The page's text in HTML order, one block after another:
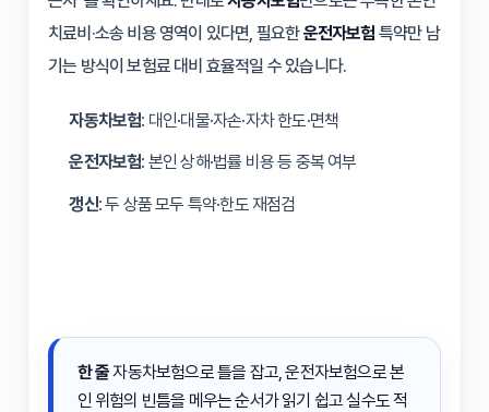
치료비·소송 비용 영역이 있다면, 필요한운전자보험 특약만 남
기는 방식이 보험료 대비 효율적일 수 있습니다.
자동차보험: 대인·대물·자손·자차 한도·면책
운전자보험: 본인 상해·법률 비용 등 중복 여부
갱신: 두 상품 모두 특약·한도 재점검
한 줄자동차보험으로 틀을 잡고, 운전자보험으로 본
인 위험의 빈틈을 메우는 순서가 읽기 쉽고 실수도 적